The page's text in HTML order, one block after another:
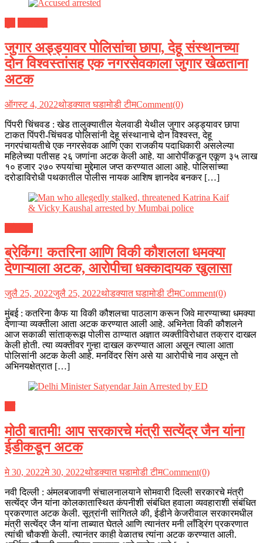
जुगार अड्ड्यावर पोलिसांचा छापा, देहू संस्थानच्या
दोन विश्वस्तांसह एक नगरसेवकाला जुगार खेळताना
अटक
ऑगस्ट 4, 2022थोडक्यात घडामोडी टीमComment(0)
पिंपरी चिंचवड : खेड तालुक्यातील येलवाडी येथील जुगार अड्ड्यावर छापा
टाकत पिंपरी-चिंचवड पोलिसांनी देहू संस्थानाचे दोन विश्वस्त, देहू
नगरपंचायतीचे एक नगरसेवक आणि एका राजकीय पदाधिकारी असलेल्या
महिलेच्या पतीसह २६ जणांना अटक केली आहे. या आरोपींकडून एकूण ३५ लाख
१० हजार २७० रुपयांचा मुद्देमाल जप्त करण्यात आला आहे. पोलिसांच्या
दरोडाविरोधी पथकातील पोलीस नायक आशिष ज्ञानदेव बनकर […]
ब्रेकिंग! कतरिना आणि विकी कौशलला धमक्या
देणाऱ्याला अटक, आरोपीचा धक्कादायक खुलासा
जुलै 25, 2022जुलै 25, 2022थोडक्यात घडामोडी टीमComment(0)
मुंबई : कतरिना कैफ या विकी कौशलचा पाठलाग करून जिवे मारण्याच्या धमक्या
देणाऱ्या व्यक्तीला आता अटक करण्यात आली आहे. अभिनेता विकी कौशलने
आज सकाळी सांताक्रूझ पोलीस ठाण्यात अज्ञात व्यक्तीविरोधात तक्रार दाखल
केली होती. त्या व्यक्तीवर गुन्हा दाखल करण्यात आला असून त्याला आता
पोलिसांनी अटक केली आहे. मनविंदर सिंग असे या आरोपीचे नाव असून तो
अभिनयक्षेत्रात […]
मोठी बातमी! आप सरकारचे मंत्री सत्येंद्र जैन यांना
ईडीकडून अटक
मे 30, 2022मे 30, 2022थोडक्यात घडामोडी टीमComment(0)
नवी दिल्ली : अंमलबजावणी संचालनालयाने सोमवारी दिल्ली सरकारचे मंत्री
सत्येंद्र जैन यांना कोलकातास्थित कंपनीशी संबंधित हवाला व्यवहाराशी संबंधित
प्रकरणात अटक केली. सूत्रांनी सांगितले की, ईडीने केजरीवाल सरकारमधील
मंत्री सत्येंद्र जैन यांना ताब्यात घेतले आणि त्यानंतर मनी लाँड्रिंग प्रकरणात
त्यांची चौकशी केली. त्यानंतर काही वेळातच त्यांना अटक करण्यात आली.